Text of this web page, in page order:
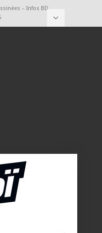
– Infos BD,